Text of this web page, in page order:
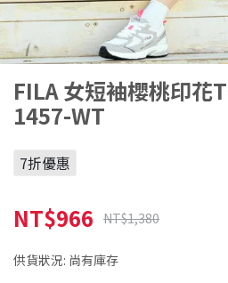
FILA 女短袖櫻桃印花
1457-WT
7折優惠
NT$966 NT$1,380
供貨狀況: 尚有庫存